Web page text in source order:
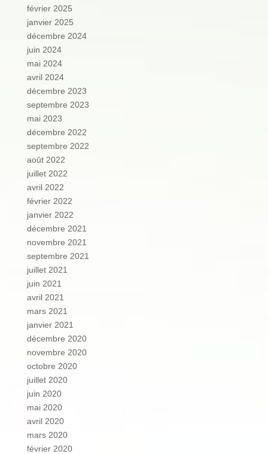
février 2025
janvier 2025
décembre 2024
juin 2024
mai 2024
avril 2024
décembre 2023
septembre 2023
mai 2023
décembre 2022
septembre 2022
août 2022
juillet 2022
avril 2022
février 2022
janvier 2022
décembre 2021
novembre 2021
septembre 2021
juillet 2021
juin 2021
avril 2021
mars 2021
janvier 2021
décembre 2020
novembre 2020
octobre 2020
juillet 2020
juin 2020
mai 2020
avril 2020
mars 2020
février 2020